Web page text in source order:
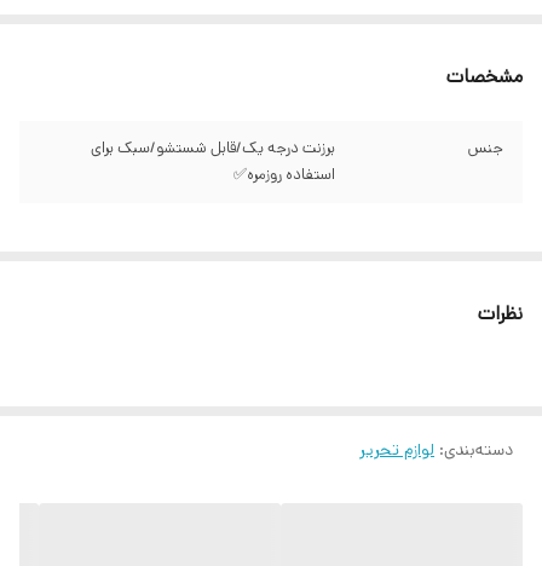
مشخصات
جنس
برزنت درجه یک/قابل شستشو/سبک برای
استفاده روزمره✅️
نظرات
دسته‌بندی: لوازم تحریر